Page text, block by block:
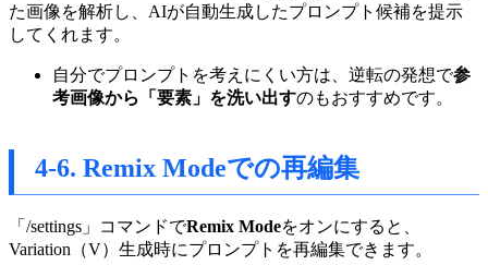
た画像を解析し、AIが自動生成したプロンプト候補を提示
してくれます。
自分でプロンプトを考えにくい方は、逆転の発想で参
考画像から「要素」を洗い出すのもおすすめです。
4-6. Remix Modeでの再編集
「/settings」コマンドでRemix Modeをオンにすると、
Variation（V）生成時にプロンプトを再編集できます。